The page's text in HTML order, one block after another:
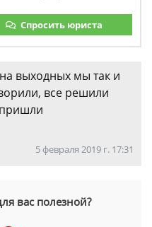
Спросить юриста
выходных мы так и
все решили
пришли
5 февраля 2019 г. 17:31
вас полезной?